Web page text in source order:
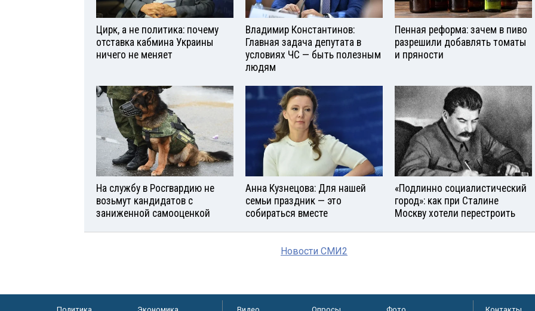
Цирк, а не политика: почему
отставка кабмина Украины
ничего не меняет
Владимир Константинов:
Главная задача депутата в
условиях ЧС — быть полезным
людям
Пенная реформа: зачем в пиво
разрешили добавлять томаты
и пряности
На службу в Росгвардию не
возьмут кандидатов с
заниженной самооценкой
Анна Кузнецова: Для нашей
семьи праздник — это
собираться вместе
«Подлинно социалистический
город»: как при Сталине
Москву хотели перестроить
Новости СМИ2